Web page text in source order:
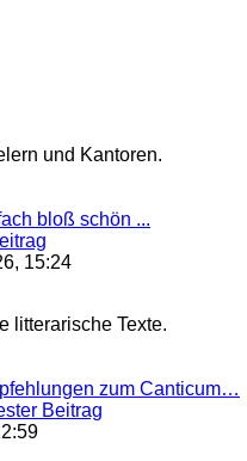
und Kantoren.
bloß schön ...
15:24
litterarische Texte.
zum Canticum…
Beitrag